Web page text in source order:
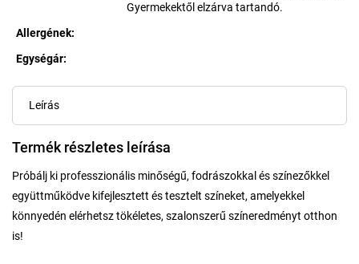
Gyermekektől elzárva tartandó.
Allergének:
Egységár:
Leírás
Termék részletes leírása
Próbálj ki professzionális minőségű, fodrászokkal és színezőkkel
együttműködve kifejlesztett és tesztelt színeket, amelyekkel
könnyedén elérhetsz tökéletes, szalonszerű színeredményt otthon
is!